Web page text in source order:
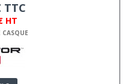
TTC
HT
CASQUE